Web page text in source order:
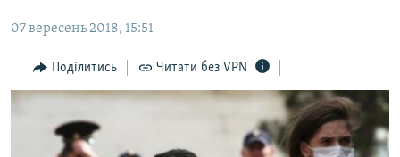
Перейти
пошуку
ПОГЛЯД
ІНТЕРВ'Ю
ВСЕ ЗА ДЕНЬ
СПЕЦПРОЕКТИ
07 вересень 2018, 15:51
Поділитись Читати без VPN